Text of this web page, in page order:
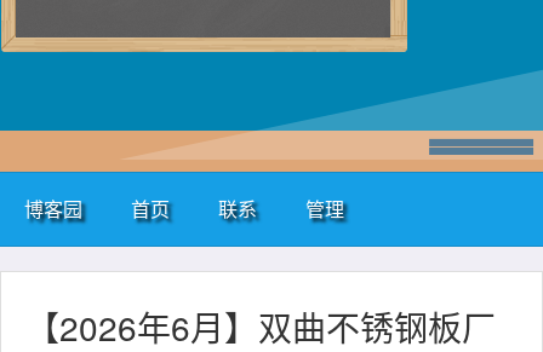
博客园 首页 联系 管理
【2026年6月】双曲不锈钢板厂